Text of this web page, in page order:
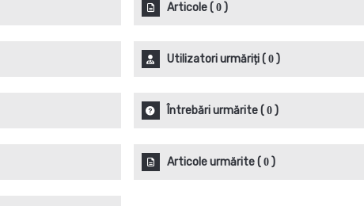
Articole( 0)
Utilizatori urmăriți( 0)
Întrebări urmărite( 0)
Articole urmărite( 0)